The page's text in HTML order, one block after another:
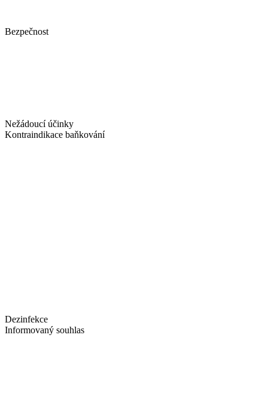
Bezpečnost
Nežádoucí účinky
Kontraindikace baňkování
Dezinfekce
Informovaný souhlas